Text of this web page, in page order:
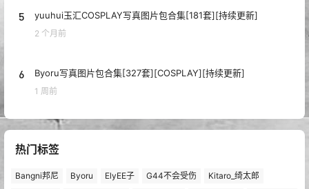
5 yuuhui玉汇COSPLAY写真图片包合集[181套][持续更新]
2 个月前
6 Byoru写真图片包合集[327套][COSPLAY][持续更新]
1 周前
热门标签
Bangni邦尼 Byoru ElyEE子 G44不会受伤
Kitaro_绮太郎